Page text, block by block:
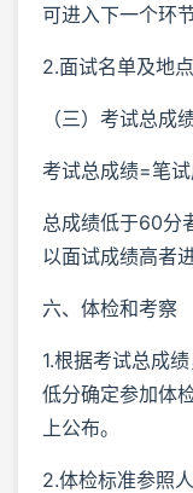
可进入下一个环节
2.面试名单及地点
（三）考试总成
考试总成绩=笔
总成绩低于60分
以面试成绩高者
六、体检和考察
1.根据考试总成
低分确定参加体
上公布。
2.体检标准参照